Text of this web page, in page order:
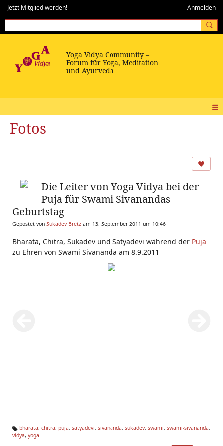
Jetzt Mitglied werden! Anmelden
Fotos
Die Leiter von Yoga Vidya bei der
Puja für Swami Sivanandas
Geburtstag
Gepostet von Sukadev Bretz am 13. September 2011 um 10:46
Bharata, Chitra, Sukadev und Satyadevi während der Puja
zu Ehren von Swami Sivananda am 8.9.2011
Ta
bharata, chitra, puja, satyadevi, sivananda, sukadev, swami, swami-sivananda,
vidya, yoga